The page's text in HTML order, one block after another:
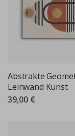
Abstrakte
Leinwand Kunst
39,00 €